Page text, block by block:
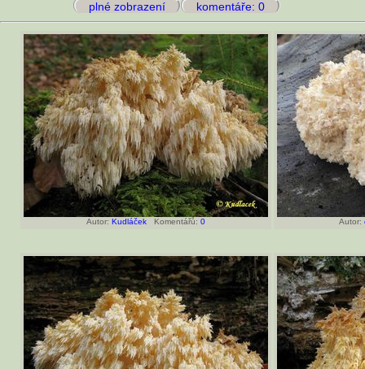
plné zobrazení komentáře: 0
Autor: Kudláček Komentářů: 0 Autor: